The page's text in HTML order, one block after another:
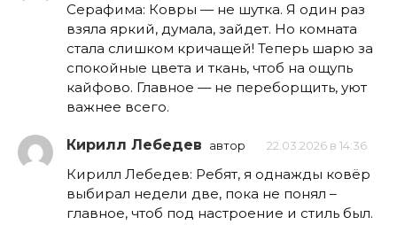
Серафима: Ковры — не шутка. Я один раз
взяла яркий, думала, зайдет. Но комната
стала слишком кричащей! Теперь шарю за
спокойные цвета и ткань, чтоб на ощупь
кайфово. Главное — не переборщить, уют
важнее всего.
Кирилл Лебедев автор 22.03.2026 в 14:36
Кирилл Лебедев: Ребят, я однажды ковёр
выбирал недели две, пока не понял –
главное, чтоб под настроение и стиль был.